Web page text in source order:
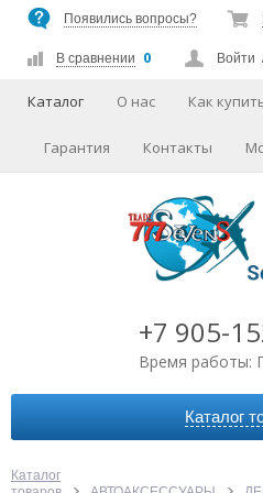
Появились вопросы?
В сравнении 0 Войти
Каталог О нас Как
Гарантия Контакты
+7 905-
Время работы:
Каталог
Каталог